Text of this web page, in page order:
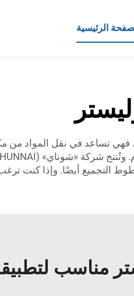
الرئيسية
فهي تساعد في نقل المواد من
التجميع أيضًا. وإذا كنت
مناسب